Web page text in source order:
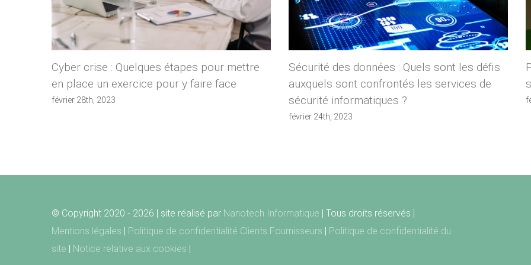
Cyber crise : Quelques étapes pour mettre
en place un exercice pour y faire face
février 28th, 2023
Sécurité des données : Quels sont les défis
auxquels sont confrontés les services de
sécurité informatiques ?
février 24th, 2023
© Copyright 2020 - 2026 | site réalisé par Nanotech Informatique | Tous droits réservés |
Mentions légales | Politique de confidentialité Clients Fournisseurs | Politique de confidentialité du
site | Notice relative aux cookies |